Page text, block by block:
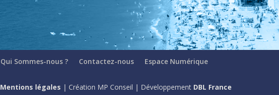
Qui Sommes-nous ? Contactez-nous Espace Numérique
Mentions légales | Création MP Conseil | Développement DBL France